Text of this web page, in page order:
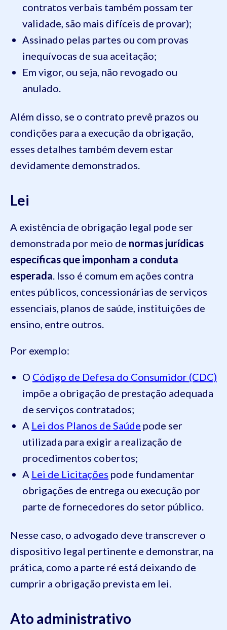
contratos verbais também possam ter
validade, são mais difíceis de provar);
Assinado pelas partes ou com provas
inequívocas de sua aceitação;
Em vigor, ou seja, não revogado ou
anulado.
Além disso, se o contrato prevê prazos ou
condições para a execução da obrigação,
esses detalhes também devem estar
devidamente demonstrados.
Lei
A existência de obrigação legal pode ser
demonstrada por meio de normas jurídicas
específicas que imponham a conduta
esperada . Isso é comum em ações contra
entes públicos, concessionárias de serviços
essenciais, planos de saúde, instituições de
ensino, entre outros.
Por exemplo:
O Código de Defesa do Consumidor (CDC)
impõe a obrigação de prestação adequada
de serviços contratados;
A Lei dos Planos de Saúde pode ser
utilizada para exigir a realização de
procedimentos cobertos;
A Lei de Licitações pode fundamentar
obrigações de entrega ou execução por
parte de fornecedores do setor público.
Nesse caso, o advogado deve transcrever o
dispositivo legal pertinente e demonstrar, na
prática, como a parte ré está deixando de
cumprir a obrigação prevista em lei.
Ato administrativo